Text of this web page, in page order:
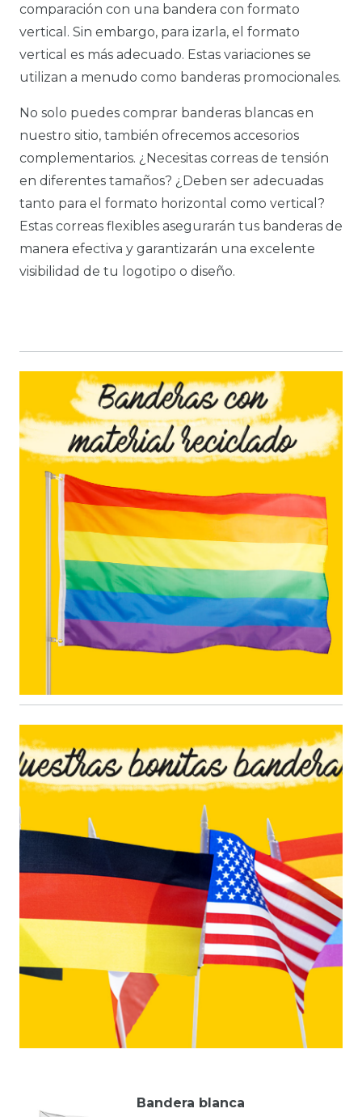
comparación con una bandera con formato
vertical. Sin embargo, para izarla, el formato
vertical es más adecuado. Estas variaciones se
utilizan a menudo como banderas promocionales.
No solo puedes comprar banderas blancas en
nuestro sitio, también ofrecemos accesorios
complementarios. ¿Necesitas correas de tensión
en diferentes tamaños? ¿Deben ser adecuadas
tanto para el formato horizontal como vertical?
Estas correas flexibles asegurarán tus banderas de
manera efectiva y garantizarán una excelente
visibilidad de tu logotipo o diseño.
Bandera blanca